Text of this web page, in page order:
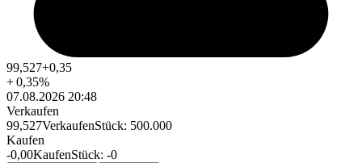
99,527+0,35
+0,35%
07.08.2026 20:48
Verkaufen
99,527VerkaufenStück: 500.000
Kaufen
-0,00KaufenStück: -0